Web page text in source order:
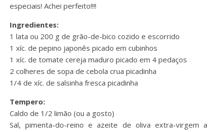
especiais! Achei perfeito!!!!
Ingredientes:
1 lata ou 200 g de grão-de-bico cozido e escorrido
1 xíc. de pepino japonês picado em cubinhos
1 xíc. de tomate cereja maduro picado em 4 pedaços
2 colheres de sopa de cebola crua picadinha
1/4 de xíc. de salsinha fresca picadinha
Tempero:
Caldo de 1/2 limão (ou a gosto)
Sal, pimenta-do-reino e azeite de oliva extra-virgem a